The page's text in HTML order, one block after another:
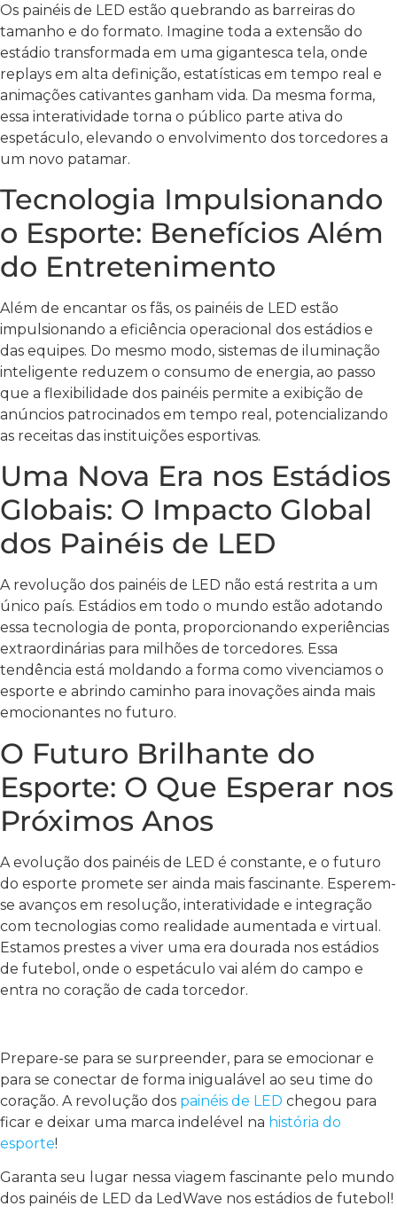
Os painéis de LED estão quebrando as barreiras do
tamanho e do formato. Imagine toda a extensão do
estádio transformada em uma gigantesca tela, onde
replays em alta definição, estatísticas em tempo real e
animações cativantes ganham vida. Da mesma forma,
essa interatividade torna o público parte ativa do
espetáculo, elevando o envolvimento dos torcedores a
um novo patamar.
Tecnologia Impulsionando
o Esporte: Benefícios Além
do Entretenimento
Além de encantar os fãs, os painéis de LED estão
impulsionando a eficiência operacional dos estádios e
das equipes. Do mesmo modo, sistemas de iluminação
inteligente reduzem o consumo de energia, ao passo
que a flexibilidade dos painéis permite a exibição de
anúncios patrocinados em tempo real, potencializando
as receitas das instituições esportivas.
Uma Nova Era nos Estádios
Globais: O Impacto Global
dos Painéis de LED
A revolução dos painéis de LED não está restrita a um
único país. Estádios em todo o mundo estão adotando
essa tecnologia de ponta, proporcionando experiências
extraordinárias para milhões de torcedores. Essa
tendência está moldando a forma como vivenciamos o
esporte e abrindo caminho para inovações ainda mais
emocionantes no futuro.
O Futuro Brilhante do
Esporte: O Que Esperar nos
Próximos Anos
A evolução dos painéis de LED é constante, e o futuro
do esporte promete ser ainda mais fascinante. Esperem-
se avanços em resolução, interatividade e integração
com tecnologias como realidade aumentada e virtual.
Estamos prestes a viver uma era dourada nos estádios
de futebol, onde o espetáculo vai além do campo e
entra no coração de cada torcedor.
Prepare-se para se surpreender, para se emocionar e
para se conectar de forma inigualável ao seu time do
coração. A revolução dos painéis de LED chegou para
ficar e deixar uma marca indelével na história do
esporte!
Garanta seu lugar nessa viagem fascinante pelo mundo
dos painéis de LED da LedWave nos estádios de futebol!